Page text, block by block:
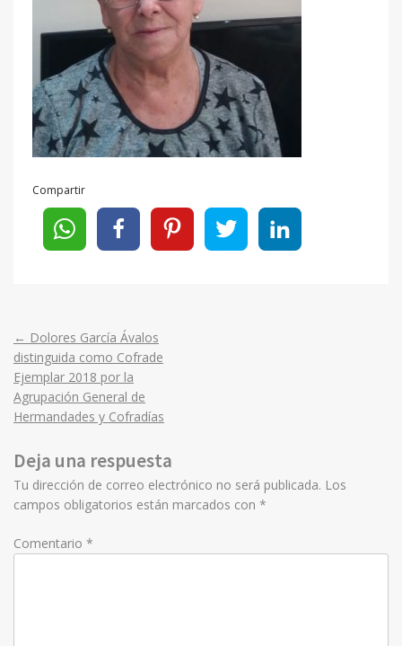
Compartir
Post
navigation
← Dolores García Ávalos
distinguida como Cofrade
Ejemplar 2018 por la
Agrupación General de
Hermandades y Cofradías
Deja una respuesta
Tu dirección de correo electrónico no será publicada. Los
campos obligatorios están marcados con *
Comentario *